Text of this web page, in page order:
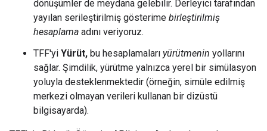
dönüşümler de meydana gelebilir. Derleyici tarafından
yayılan serileştirilmiş gösterime birleştirilmiş
hesaplama adını veriyoruz.
TFF'yi Yürüt, bu hesaplamaları yürütmenin yollarını
sağlar. Şimdilik, yürütme yalnızca yerel bir simülasyon
yoluyla desteklenmektedir (örneğin, simüle edilmiş
merkezi olmayan verileri kullanan bir dizüstü
bilgisayarda).